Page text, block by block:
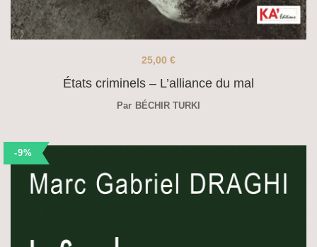
États criminels – L’alliance du mal
25,00 €
Par BÉCHIR TURKI
-9%